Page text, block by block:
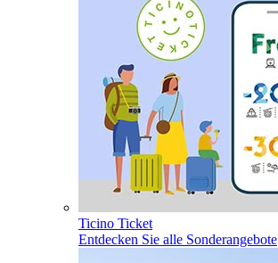
Ticino Ticket
Entdecken Sie alle Sonderangebote